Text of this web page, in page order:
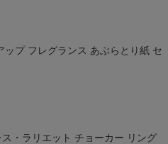
ップ フレグランス あぶらとり紙 セ
・ラリエット チョーカー リング